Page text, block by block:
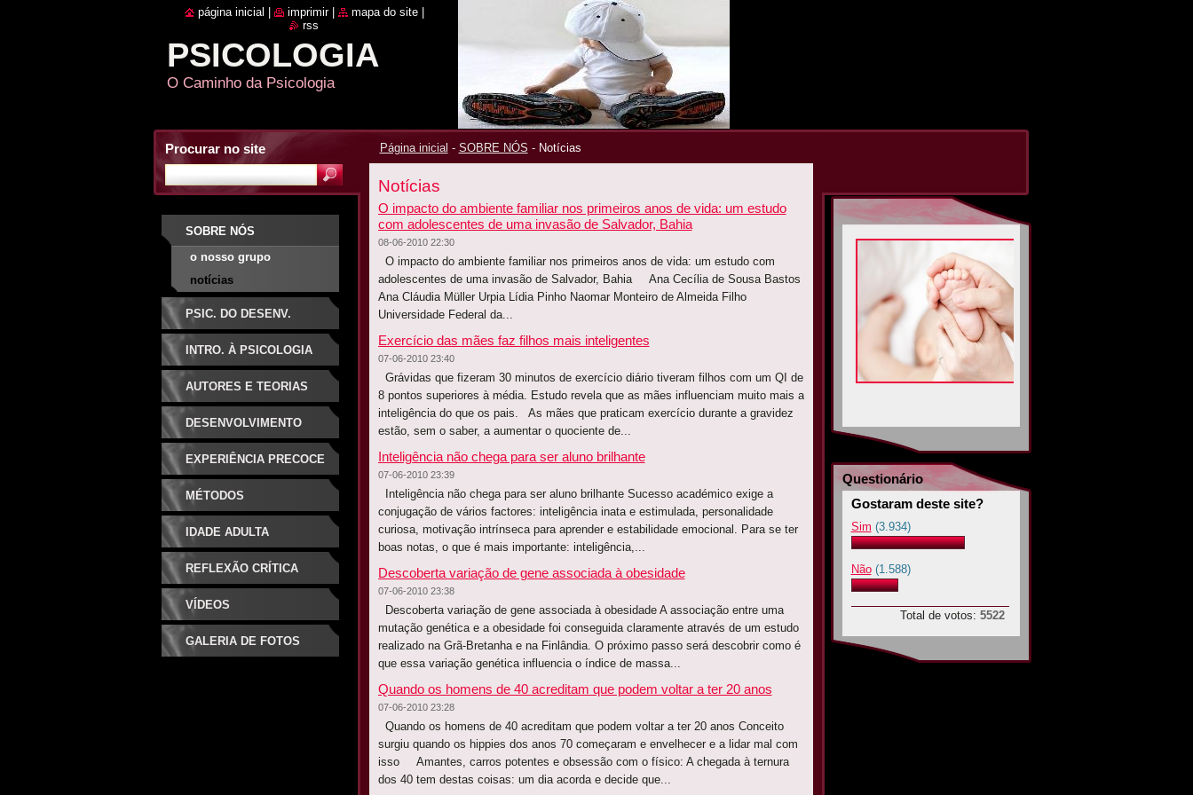
PSICOLOGIA
O Caminho da Psicologia
Página inicial - SOBRE NÓS - Notícias
Notícias
O impacto do ambiente familiar nos primeiros anos de vida: um estudo
com adolescentes de uma invasão de Salvador, Bahia
08-06-2010 22:30
O impacto do ambiente familiar nos primeiros anos de vida: um estudo com
adolescentes de uma invasão de Salvador, Bahia Ana Cecília de Sousa Bastos
Ana Cláudia Müller Urpia Lídia Pinho Naomar Monteiro de Almeida Filho
Universidade Federal da...
Exercício das mães faz filhos mais inteligentes
07-06-2010 23:40
Grávidas que fizeram 30 minutos de exercício diário tiveram filhos com um QI de
8 pontos superiores à média. Estudo revela que as mães influenciam muito mais a
inteligência do que os pais. As mães que praticam exercício durante a gravidez
estão, sem o saber, a aumentar o quociente de...
Inteligência não chega para ser aluno brilhante
07-06-2010 23:39
Inteligência não chega para ser aluno brilhante Sucesso académico exige a
conjugação de vários factores: inteligência inata e estimulada, personalidade
curiosa, motivação intrínseca para aprender e estabilidade emocional. Para se ter
boas notas, o que é mais importante: inteligência,...
Descoberta variação de gene associada à obesidade
07-06-2010 23:38
Descoberta variação de gene associada à obesidade A associação entre uma
mutação genética e a obesidade foi conseguida claramente através de um estudo
realizado na Grã-Bretanha e na Finlândia. O próximo passo será descobrir como é
que essa variação genética influencia o índice de massa...
Quando os homens de 40 acreditam que podem voltar a ter 20 anos
07-06-2010 23:28
Quando os homens de 40 acreditam que podem voltar a ter 20 anos Conceito
surgiu quando os hippies dos anos 70 começaram e envelhecer e a lidar mal com
isso Amantes, carros potentes e obsessão com o físico: A chegada à ternura
dos 40 tem destas coisas: um dia acorda e decide que...
SOBRE NÓS
o nosso grupo
notícias
PSIC. DO DESENV.
INTRO. À PSICOLOGIA
AUTORES E TEORIAS
DESENVOLVIMENTO
EXPERIÊNCIA PRECOCE
MÉTODOS
IDADE ADULTA
REFLEXÃO CRÍTICA
VÍDEOS
GALERIA DE FOTOS
Questionário
Gostaram deste site?
Sim (3.934)
Não (1.588)
Total de votos: 5522
Procurar no site
página inicial imprimir mapa do site
rss